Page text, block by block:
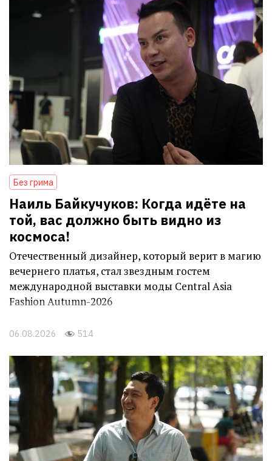
Без грима
Наиль Байкучуков: Когда идёте на
той, вас должно быть видно из
космоса!
Отечественный дизайнер, который верит в магию
вечернего платья, стал звездным гостем
международной выставки моды Central Asia
Fashion Autumn-2026
06.08.2026 514